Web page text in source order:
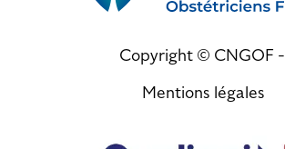
Copyright © CNGOF -
Mentions légales